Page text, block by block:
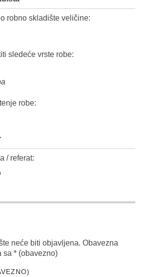
robno skladište veličine:
sledeće vrste robe:
robe:
/ referat:
neće biti objavljena. Obavezna
sa* (obavezno)